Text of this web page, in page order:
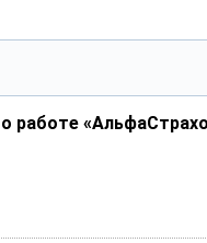
работе